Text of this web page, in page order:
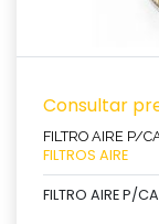
Consultar
FILTRO AIRE P/
FILTROS AIRE
FILTRO AIRE P/